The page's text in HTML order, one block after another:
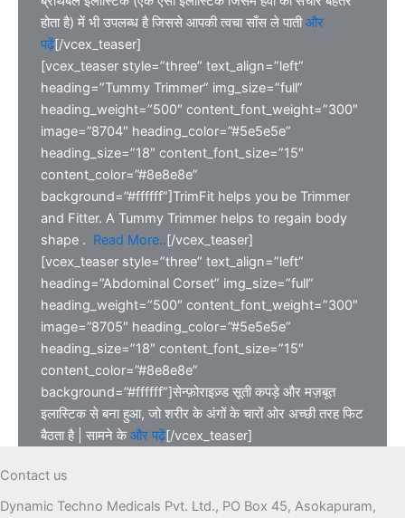
होता है) में भी उपलब्ध है जिससे आपकी त्वचा साँस ले पातीऔर
पढ़ें[/vcex_teaser]
[vcex_teaser style=”three” text_align=”left”
heading=”Tummy Trimmer” img_size=”full”
heading_weight=”500″ content_font_weight=”300″
image=”8704″ heading_color=”#5e5e5e”
heading_size=”18″ content_font_size=”15″
content_color=”#8e8e8e”
background=”#ffffff”]TrimFit helps you be Trimmer
and Fitter. A Tummy Trimmer helps to regain body
shape . Read More..[/vcex_teaser]
[vcex_teaser style=”three” text_align=”left”
heading=”Abdominal Corset” img_size=”full”
heading_weight=”500″ content_font_weight=”300″
image=”8705″ heading_color=”#5e5e5e”
heading_size=”18″ content_font_size=”15″
content_color=”#8e8e8e”
background=”#ffffff”]सेन्फ़ोराइज़्ड सूती कपड़े और मज़बूत
इलास्टिक से बना हुआ, जो शरीर के अंगों के चारों ओर अच्छी तरह फिट
बैठता है | सामने केऔर पढ़ें[/vcex_teaser]
Contact us
Dynamic Techno Medicals Pvt. Ltd., PO Box 45, Asokapuram,